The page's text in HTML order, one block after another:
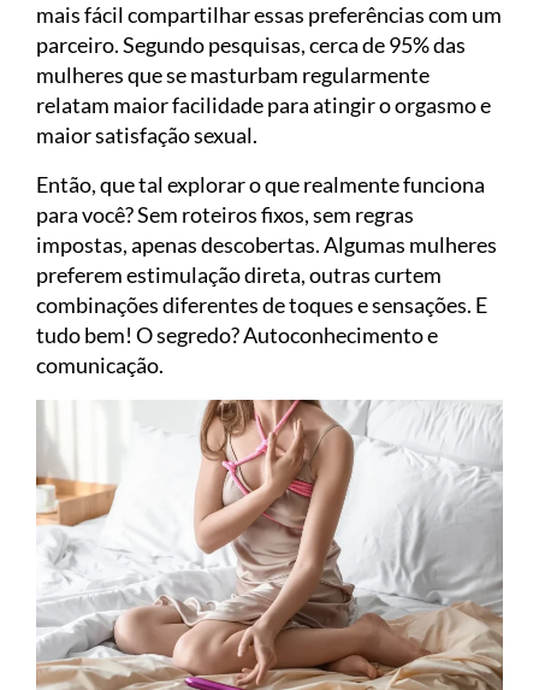
mais fácil compartilhar essas preferências com um
parceiro. Segundo pesquisas, cerca de 95% das
mulheres que se masturbam regularmente
relatam maior facilidade para atingir o orgasmo e
maior satisfação sexual.
Então, que tal explorar o que realmente funciona
para você? Sem roteiros fixos, sem regras
impostas, apenas descobertas. Algumas mulheres
preferem estimulação direta, outras curtem
combinações diferentes de toques e sensações. E
tudo bem! O segredo? Autoconhecimento e
comunicação.